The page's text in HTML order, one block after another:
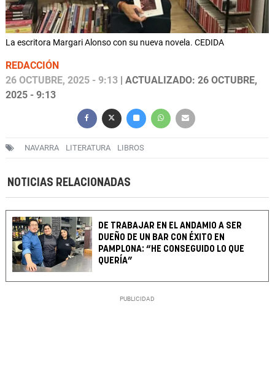
La escritora Margari Alonso con su nueva novela. CEDIDA
REDACCIÓN
26 OCTUBRE, 2025 - 9:13 | ACTUALIZADO: 26 OCTUBRE,
2025 - 9:13
NAVARRA LITERATURA LIBROS
NOTICIAS RELACIONADAS
DE TRABAJAR EN EL ANDAMIO A SER
DUEÑO DE UN BAR CON ÉXITO EN
PAMPLONA: “HE CONSEGUIDO LO QUE
QUERÍA”